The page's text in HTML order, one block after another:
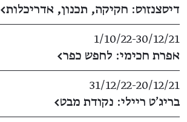
דיסצנזוס: חקיקה, תכנון, אדריכלות←
30/12/21
​-​
1/10/22
אפרת חכימי: לחפש כפר←
20/12/21
​-​
31/12/22
בריג'ט ריילי: נקודת מבט←